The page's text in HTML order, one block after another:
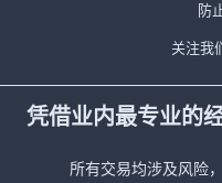
防
关注我
凭借业内最专业的
所有交易均涉及风险